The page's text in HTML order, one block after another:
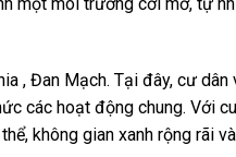
, Đan Mạch. Tại đây, cư dân
các hoạt động chung. Với
không gian xanh rộng rãi